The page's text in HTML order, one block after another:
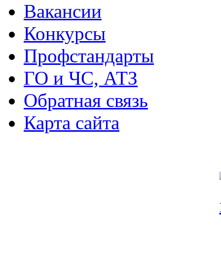
Вакансии
Конкурсы
Профстандарты
ГО и ЧС, АТЗ
Обратная связь
Карта сайта